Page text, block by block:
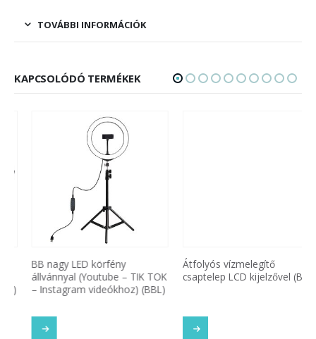
TOVÁBBI INFORMÁCIÓK
KAPCSOLÓDÓ TERMÉKEK
BB nagy LED körfény
állvánnyal (Youtube – TIK TOK
– Instagram videókhoz) (BBL)
Átfolyós vízmelegítő
csaptelep LCD kijelzővel (BBL)